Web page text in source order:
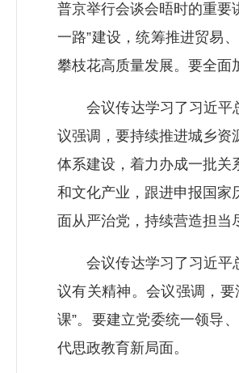
普京举行会谈会晤时的重要
一路”建设，统筹推进贸易
攀枝花高质量发展。要全面
会议传达学习了习近平总
议强调，要持续推进城乡资
体系建设，着力办成一批关
和文化产业，跟进申报国家
面从严治党，持续营造担当
会议传达学习了习近平总
议有关精神。会议强调，
课”。要建立党委统一领导
代思政教育新局面。